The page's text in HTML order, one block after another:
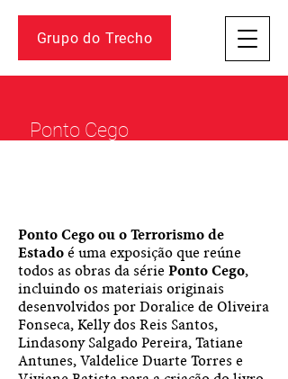
Grupo do Trecho
Ponto Cego
Ponto Cego ou o Terrorismo de
Estado é uma exposição que reúne
todos as obras da série Ponto Cego,
incluindo os materiais originais
desenvolvidos por Doralice de Oliveira
Fonseca, Kelly dos Reis Santos,
Lindasony Salgado Pereira, Tatiane
Antunes, Valdelice Duarte Torres e